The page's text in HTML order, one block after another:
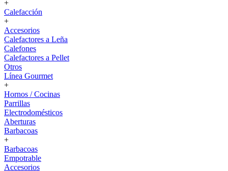
+
Calefacción
+
Accesorios
Calefactores a Leña
Calefones
Calefactores a Pellet
Otros
Línea Gourmet
+
Hornos / Cocinas
Parrillas
Electrodomésticos
Aberturas
Barbacoas
+
Barbacoas
Empotrable
Accesorios